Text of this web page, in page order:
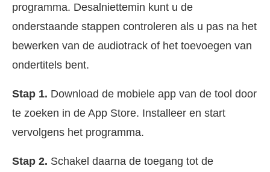
programma. Desalniettemin kunt u de
onderstaande stappen controleren als u pas na het
bewerken van de audiotrack of het toevoegen van
ondertitels bent.
Stap 1. Download de mobiele app van de tool door
te zoeken in de App Store. Installeer en start
vervolgens het programma.
Stap 2. Schakel daarna de toegang tot de